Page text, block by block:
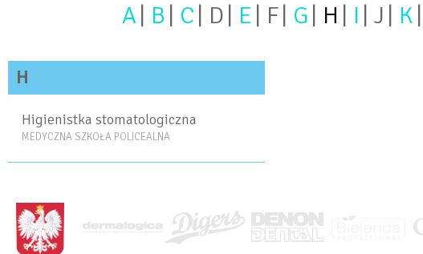
A B C D E F G H I J K
H
Higienistka stomatologiczna
MEDYCZNA SZKOŁA POLICEALNA